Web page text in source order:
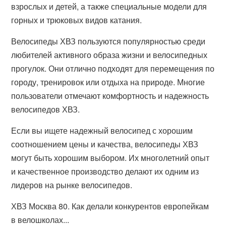
взрослых и детей, а также специальные модели для
горных и трюковых видов катания.
Велосипеды ХВЗ пользуются популярностью среди
любителей активного образа жизни и велосипедных
прогулок. Они отлично подходят для перемещения по
городу, тренировок или отдыха на природе. Многие
пользователи отмечают комфортность и надежность
велосипедов ХВЗ.
Если вы ищете надежный велосипед с хорошим
соотношением цены и качества, велосипеды ХВЗ
могут быть хорошим выбором. Их многолетний опыт
и качественное производство делают их одним из
лидеров на рынке велосипедов.
ХВЗ Москва 80. Как делали конкурентов европейкам
в велошколах...